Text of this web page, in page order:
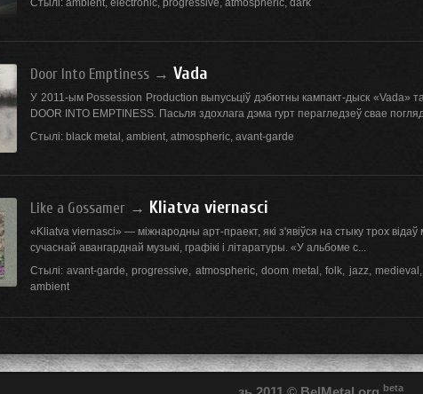
Стылі: ambient, electronic, progressive, atmospheric, dark
Door Into Emptiness → Vada
У 2011-ым Possession Production выпусьціў дэбютны кампакт-дыск «Vada»
DOOR INTO EMPTINESS. Пасьля здохлага дэма гурт перагледзеў свае
Стылі: black metal , ambient, atmospheric, avant-garde
Like a Gossamer → Kliatva viernasci
«Kliatva viernasci» — міжнародны арт-праект, які з'явіўся на стыку трох відаў
сучаснай авангарднай музыкі, графікі і літаратуры. «У альбоме с...
Стылі:avant-garde,progressive, atmospheric, doom metal ,folk, jazz, medieval
ambient
beta